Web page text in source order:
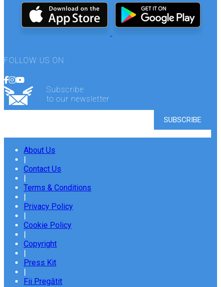
FOLLOW US ON
Subscribe
to our newsletter
About Us
|
Contact Us
|
Terms & Conditions
|
Privacy Policy
|
Cookie Policy
|
Copyright
|
Press Kit
|
Fii Pregătit